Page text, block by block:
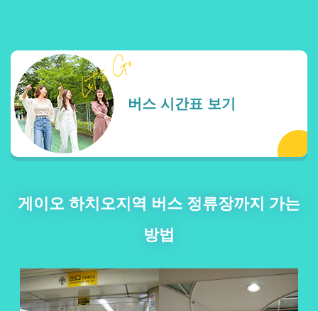
버스 시간표 보기
게이오 하치오지역 버스 정류장까지 가는
방법